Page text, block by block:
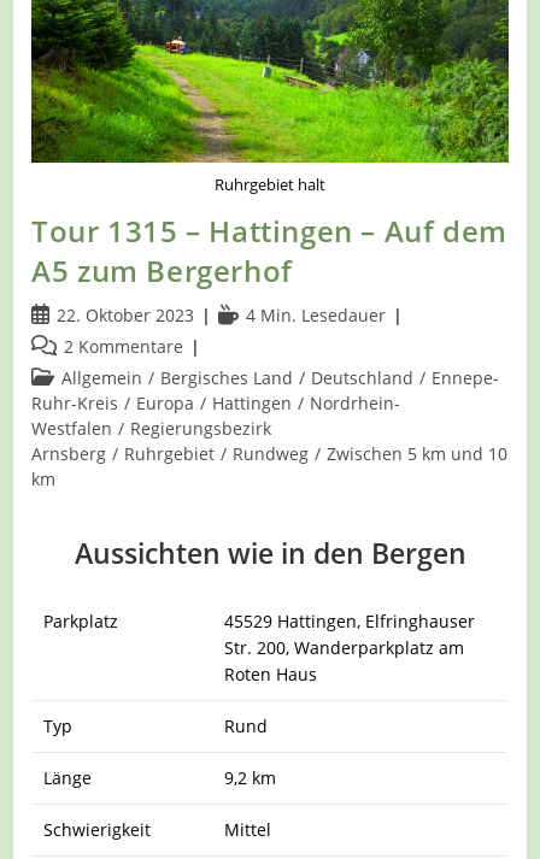
Voßhöfen
Ruhrgebiet halt
Tour 1315 – Hattingen – Auf dem
A5 zum Bergerhof
Beitrag
veröffentlicht:
22. Oktober 2023 Lesedauer:
4 Min. Lesedauer
Beitrags-
Kommentare:
2 Kommentare
Beitrags-
Kategorie:
Allgemein / Bergisches Land / Deutschland / Ennepe-
Ruhr-Kreis / Europa / Hattingen / Nordrhein-
Westfalen / Regierungsbezirk
Arnsberg / Ruhrgebiet / Rundweg / Zwischen 5 km und 10
km
Aussichten wie in den Bergen
Parkplatz
45529 Hattingen, Elfringhauser
Str. 200, Wanderparkplatz am
Roten Haus
Typ Rund
Länge 9,2 km
Schwierigkeit Mittel